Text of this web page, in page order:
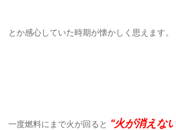
とか感心していた時期が懐かしく思えます。
一度燃料にまで火が回ると “火が消えな